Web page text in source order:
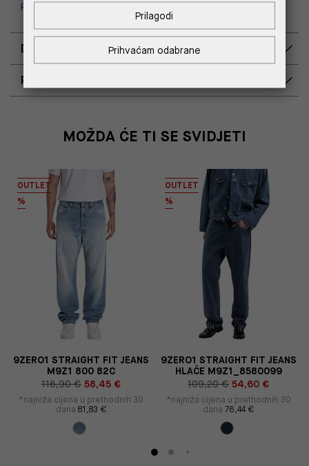
Replay Outlet Store, Split
DOSTAVA
POVRAT I ZAMJENA
MOŽDA ĆE TI SE SVIDJETI
OUTLET
%
9ZERO1 STRAIGHT FIT JEANS
M9Z1 800 82C
116,90 € 58,45 €
*najniža cijena u prethodnih 30
dana 81,83 €
OUTLET
%
9ZERO1 STRAIGHT FIT JEANS
HLAČE M9Z1_8580099
109,20 € 54,60 €
*najniža cijena u prethodnih 30
dana 76,44 €
Prihvaćam odabrane
Prilagodi